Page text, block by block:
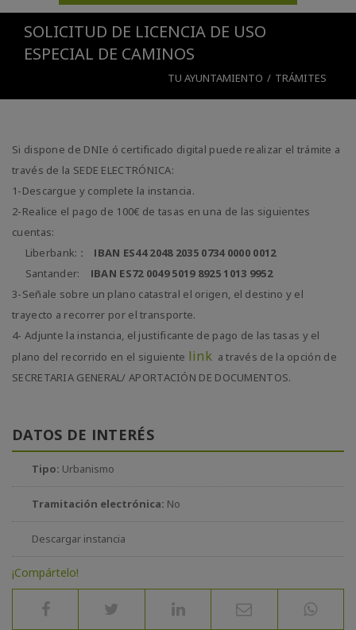
SOLICITUD DE LICENCIA DE USO
ESPECIAL DE CAMINOS
TU AYUNTAMIENTO / TRÁMITES
Si dispone de DNIe ó certificado digital puede realizar el trámite a
través de la SEDE ELECTRÓNICA:
1-Descargue y complete la instancia.
2-Realice el pago de 100€ de tasas en una de las siguientes
cuentas:
Liberbank: : IBAN ES44 2048 2035 0734 0000 0012
Santander: IBAN ES72 0049 5019 8925 1013 9952
3-Señale sobre un plano catastral el origen, el destino y el
trayecto a recorrer por el transporte.
4- Adjunte la instancia, el justificante de pago de las tasas y el
plano del recorrido en el siguiente link a través de la opción de
SECRETARIA GENERAL/ APORTACIÓN DE DOCUMENTOS.
DATOS DE INTERÉS
Tipo: Urbanismo
Tramitación electrónica: No
Descargar instancia
¡Compártelo!